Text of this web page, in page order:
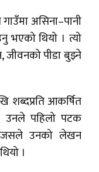
असिना–पानी
भएको थियो । त्यो
जीवनको पीडा बुझ्ने
शब्दप्रति आकर्षित
उनले पहिलो पटक
उनको लेखन
।